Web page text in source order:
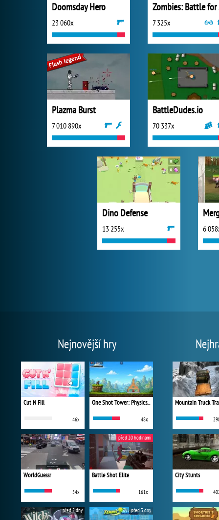
Doomsday Hero
23 060x 7 325x
Plazma Burst
7 010 890x
BattleDudes.io
70 337x
Dino Defense
13 255x 6
Nejnovější hry
Cut N Fill
46x
One Shot Tower: Physics Destroyer
48x
WorldGuessr
54x
Battle Shot Elite
161x
před 20 hodinami
před 2 dny před 3 dny
Mountain Truck
City Stunts